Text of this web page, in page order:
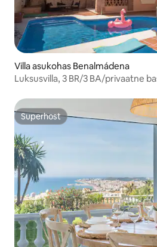
Villa asukohas Benalmádena
Luksusvilla, 3 BR/3 BA/privaatne
Superhost
Superhost